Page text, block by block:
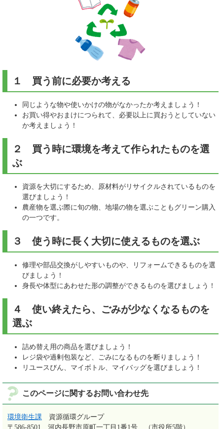
１ 買う前に必要か考える
同じような物や使いかけの物がなかったか考えましょう！
お買い得やおまけにつられて、必要以上に買おうとしていない
か考えましょう！
２ 買う時に環境を考えて作られたものを選
ぶ
資源を大切にするため、原材料がリサイクルされているものを
選びましょう！
農産物を選ぶ際に旬の物、地場の物を選ぶこともグリーン購入
の一つです。
３ 使う時に長く大切に使えるものを選ぶ
修理や部品交換がしやすいものや、リフォームできるものを選
びましょう！
身長や体型にあわせた形の調整ができるものを選びましょう！
４ 使い終えたら、ごみが少なくなるものを
選ぶ
詰め替え用の商品を選びましょう！
レジ袋や過剰包装など、ごみになるものを断りましょう！
リユースびん、マイボトル、マイバッグを選びましょう！
このページに関するお問い合わせ先
環境衛生課
資源循環グループ
〒586-8501
河内長野市原町一丁目1番1号 （市役所5階）